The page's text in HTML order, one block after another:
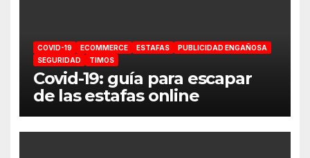
COVID-19 ECOMMERCE ESTAFAS
PUBLICIDAD ENGAÑOSA
SEGURIDAD
TIMOS
Covid-19: guía para escapar
de las estafas online